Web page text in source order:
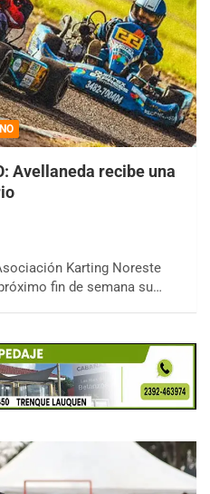
Avellaneda recibe una
Karting Noreste
fin de semana su…